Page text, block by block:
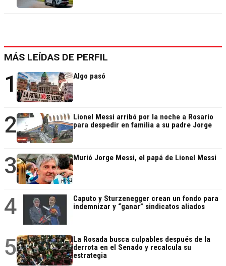
MÁS LEÍDAS DE PERFIL
1 Algo pasó
2
Lionel Messi arribó por la noche a Rosario
para despedir en familia a su padre Jorge
3 Murió Jorge Messi, el papá de Lionel Messi
4
Caputo y Sturzenegger crean un fondo para
indemnizar y “ganar” sindicatos aliados
5
La Rosada busca culpables después de la
derrota en el Senado y recalcula su
estrategia